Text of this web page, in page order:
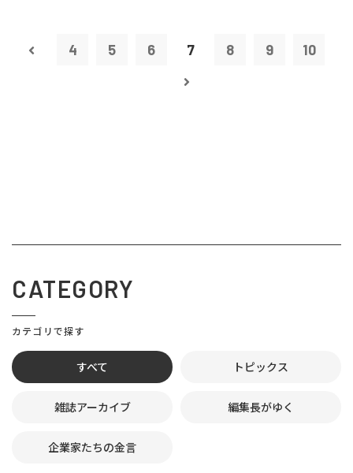
4 5 6 7 8 9 10
CATEGORY
カテゴリで探す
すべて トピックス
雑誌アーカイブ 編集長がゆく
企業家たちの金言